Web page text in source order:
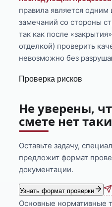
правила является
замечаний со стороны
так как после
отделкой) проверить
невозможно без
Проверка рисков
Не уверены,
смете нет
Оставьте задачу,
предложит формат
документации.
Узнать формат проверки
Основные нормативные